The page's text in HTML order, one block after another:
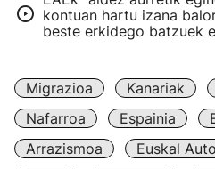
kontuan hartu izana
beste erkidego batzuek
Migrazioa Kanariak
Nafarroa
Espainia
Arrazismoa
Euskal